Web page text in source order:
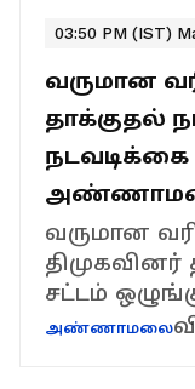
03:50 PM (IST)
வருமான
தாக்குதல்
வருமான
திமுகவினர்
சட்டம்
அண்ணாமலை